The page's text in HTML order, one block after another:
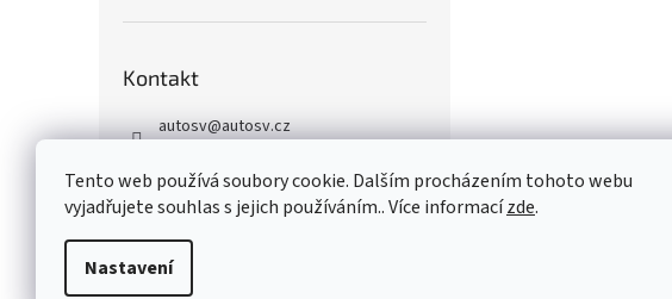
Tento web používá soubory cookie. Dalším procházením tohoto webu
vyjadřujete souhlas s jejich používáním.. Více informacízde.
Nastavení
Kontakt
autosv@autosv.cz
+420 739 933 279